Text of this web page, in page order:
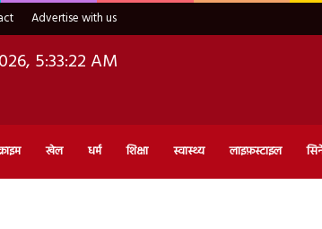
Advertise with us
5:33:22 AM
खेल धर्म शिक्षा स्वास्थ्य लाइफ़स्टाइल